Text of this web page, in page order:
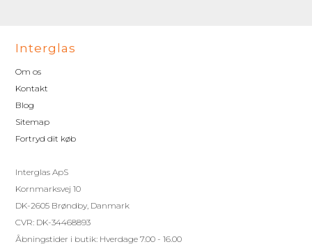
Interglas
Om os
Kontakt
Blog
Sitemap
Fortryd dit køb
Interglas ApS
Kornmarksvej 10
DK-2605 Brøndby, Danmark
CVR: DK-34468893
Åbningstider i butik: Hverdage 7.00 - 16.00